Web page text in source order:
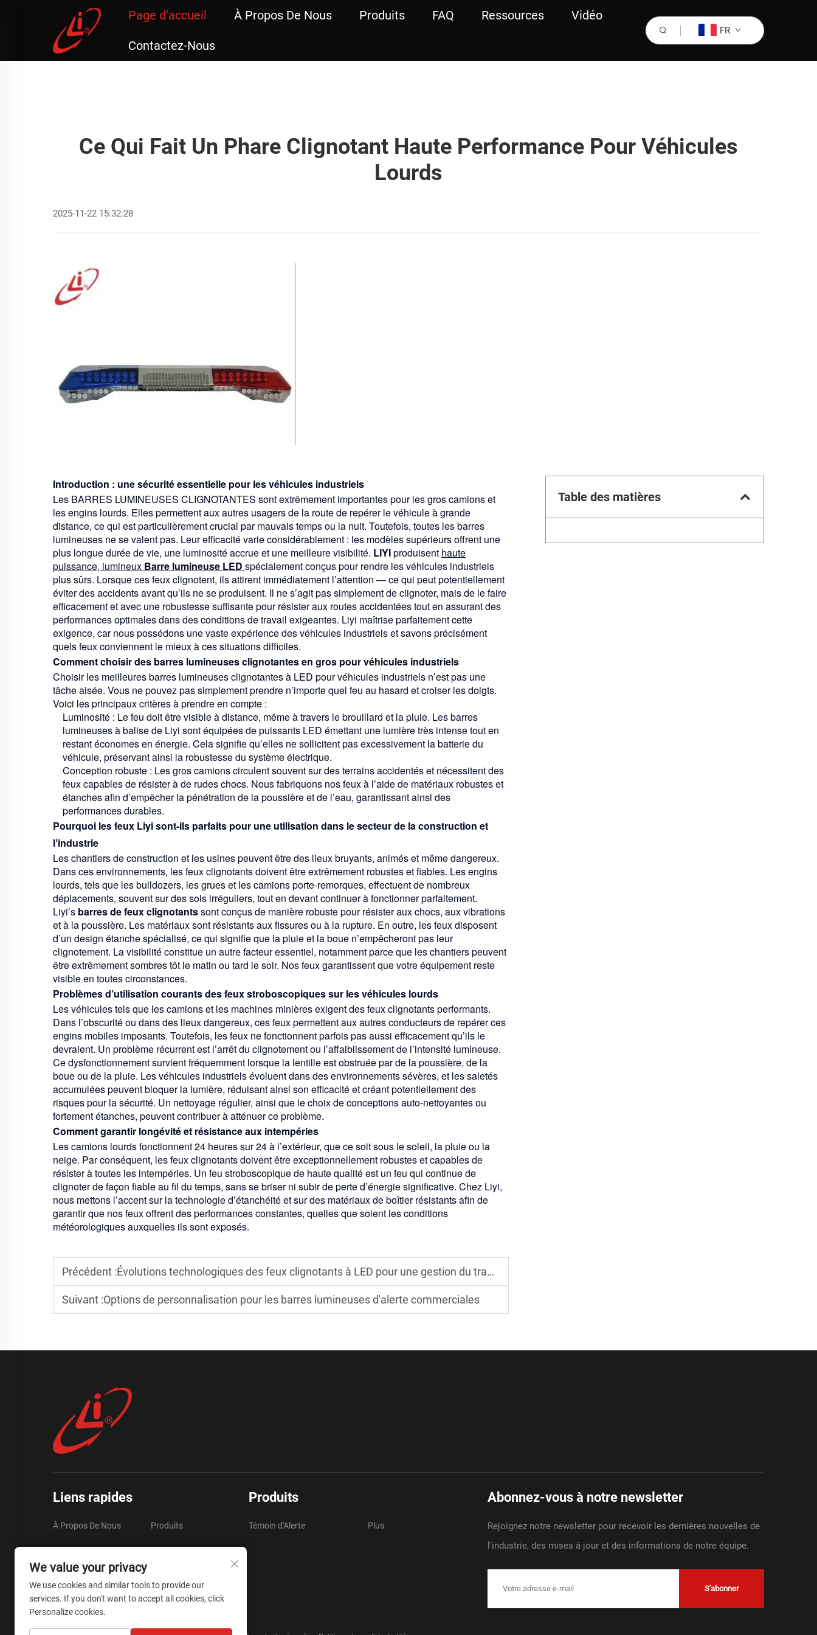
Page d’accueil À Propos De Nous Produits FAQ Ressources Vidéo
Contactez-Nous
FR
Ce Qui Fait Un Phare Clignotant Haute Performance Pour Véhicules
Lourds
2025-11-22 15:32:28
Introduction : une sécurité essentielle pour les véhicules industriels
Les BARRES LUMINEUSES CLIGNOTANTES sont extrêmement importantes pour les gros camions et
les engins lourds. Elles permettent aux autres usagers de la route de repérer le véhicule à grande
distance, ce qui est particulièrement crucial par mauvais temps ou la nuit. Toutefois, toutes les barres
lumineuses ne se valent pas. Leur efficacité varie considérablement : les modèles supérieurs offrent une
plus longue durée de vie, une luminosité accrue et une meilleure visibilité. LIYIproduisent haute
puissance, lumineux Barre lumineuse LED spécialement conçus pour rendre les véhicules industriels
plus sûrs. Lorsque ces feux clignotent, ils attirent immédiatement l’attention — ce qui peut potentiellement
éviter des accidents avant qu’ils ne se produisent. Il ne s’agit pas simplement de clignoter, mais de le faire
efficacement et avec une robustesse suffisante pour résister aux routes accidentées tout en assurant des
performances optimales dans des conditions de travail exigeantes. Liyi maîtrise parfaitement cette
exigence, car nous possédons une vaste expérience des véhicules industriels et savons précisément
quels feux conviennent le mieux à ces situations difficiles.
Comment choisir des barres lumineuses clignotantes en gros pour véhicules industriels
Choisir les meilleures barres lumineuses clignotantes à LED pour véhicules industriels n’est pas une
tâche aisée. Vous ne pouvez pas simplement prendre n’importe quel feu au hasard et croiser les doigts.
Voici les principaux critères à prendre en compte :
Luminosité : Le feu doit être visible à distance, même à travers le brouillard et la pluie. Lesbarres
lumineuses à balisede Liyi sont équipées de puissants LED émettant une lumière très intense tout en
restant économes en énergie. Cela signifie qu’elles ne sollicitent pas excessivement la batterie du
véhicule, préservant ainsi la robustesse du système électrique.
Conception robuste : Les gros camions circulent souvent sur des terrains accidentés et nécessitent des
feux capables de résister à de rudes chocs. Nous fabriquons nos feux à l’aide de matériaux robustes et
étanches afin d’empêcher la pénétration de la poussière et de l’eau, garantissant ainsi des
performances durables.
Pourquoi les feux Liyi sont-ils parfaits pour une utilisation dans le secteur de la construction et
l’industrie
Les chantiers de construction et les usines peuvent être des lieux bruyants, animés et même dangereux.
Dans ces environnements, les feux clignotants doivent être extrêmement robustes et fiables. Les engins
lourds, tels que les bulldozers, les grues et les camions porte-remorques, effectuent de nombreux
déplacements, souvent sur des sols irréguliers, tout en devant continuer à fonctionner parfaitement.
Liyi’s barres de feux clignotantssont conçus de manière robuste pour résister aux chocs, aux vibrations
et à la poussière. Les matériaux sont résistants aux fissures ou à la rupture. En outre, les feux disposent
d’un design étanche spécialisé, ce qui signifie que la pluie et la boue n’empêcheront pas leur
clignotement. La visibilité constitue un autre facteur essentiel, notamment parce que les chantiers peuvent
être extrêmement sombres tôt le matin ou tard le soir. Nos feux garantissent que votre équipement reste
visible en toutes circonstances.
Problèmes d’utilisation courants des feux stroboscopiques sur les véhicules lourds
Les véhicules tels que les camions et les machines minières exigent des feux clignotants performants.
Dans l’obscurité ou dans des lieux dangereux, ces feux permettent aux autres conducteurs de repérer ces
engins mobiles imposants. Toutefois, les feux ne fonctionnent parfois pas aussi efficacement qu’ils le
devraient. Un problème récurrent est l’arrêt du clignotement ou l’affaiblissement de l’intensité lumineuse.
Ce dysfonctionnement survient fréquemment lorsque la lentille est obstruée par de la poussière, de la
boue ou de la pluie. Les véhicules industriels évoluent dans des environnements sévères, et les saletés
accumulées peuvent bloquer la lumière, réduisant ainsi son efficacité et créant potentiellement des
risques pour la sécurité. Un nettoyage régulier, ainsi que le choix de conceptions auto-nettoyantes ou
fortement étanches, peuvent contribuer à atténuer ce problème.
Comment garantir longévité et résistance aux intempéries
Les camions lourds fonctionnent 24 heures sur 24 à l’extérieur, que ce soit sous le soleil, la pluie ou la
neige. Par conséquent, les feux clignotants doivent être exceptionnellement robustes et capables de
résister à toutes les intempéries. Un feu stroboscopique de haute qualité est un feu qui continue de
clignoter de façon fiable au fil du temps, sans se briser ni subir de perte d’énergie significative. Chez Liyi,
nous mettons l’accent sur la technologie d’étanchéité et sur des matériaux de boîtier résistants afin de
garantir que nos feux offrent des performances constantes, quelles que soient les conditions
météorologiques auxquelles ils sont exposés.
Précédent :Évolutions technologiques des feux clignotants à LED pour une gestion du trafic plus sécurisée
Suivant :Options de personnalisation pour les barres lumineuses d'alerte commerciales
Table des matières
Liens rapides
À Propos De Nous Produits
FAQ Ressources
Vidéo
Blog
Produits
Témoin d'Alerte Plus
Abonnez-vous à notre newsletter
Rejoignez notre newsletter pour recevoir les dernières nouvelles de
l'industrie, des mises à jour et des informations de notre équipe.
S'abonner
We value your privacy
We use cookies and similar tools to provide our
services. If you don't want to accept all cookies, click
Personalize cookies.